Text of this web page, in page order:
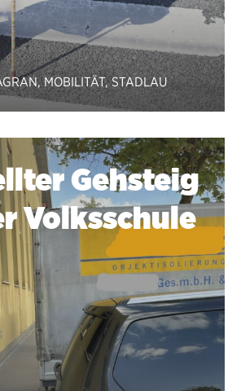
,MOBILITÄT,STADLAU
Gehsteig
Volksschule